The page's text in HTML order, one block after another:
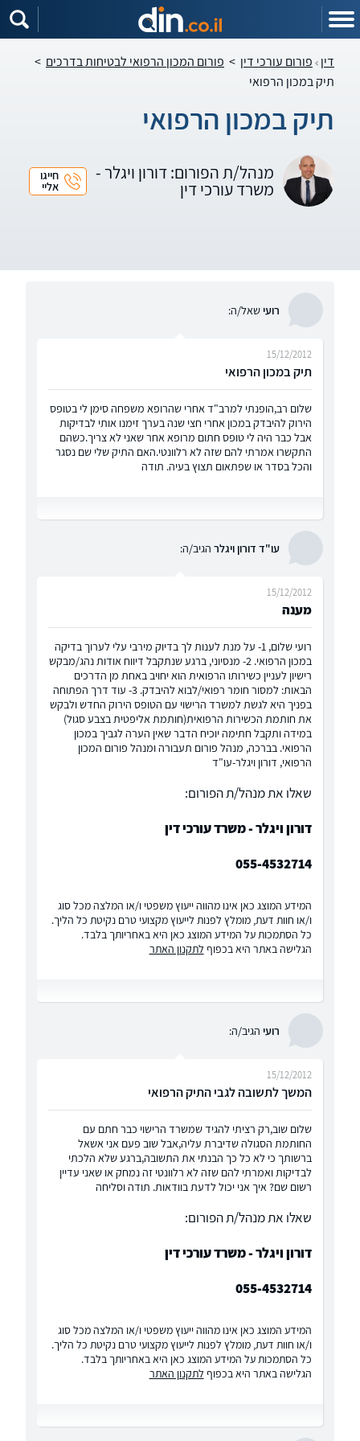
דין פורום עורכי דין > פורום המכון הרפואי לבטיחות בדרכים >
תיק במכון הרפואי
תיק במכון הרפואי
מנהל/ת הפורום: דורון ויגלר -
משרד עורכי דין
חייגו
אליי
רועישאל/ה:
תיק במכון הרפואי
15/12/2012
שלום רב,הופנתי למרב"ד אחרי שהרופא משפחה סימן לי בטופס
הירוק להיבדק במכון אחרי חצי שנה בערך זימנו אותי לבדיקות
אבל כבר היה לי טופס חתום מרופא אחר שאני לא צריך.כשהם
התקשרו אמרתי להם שזה לא רלוונטי.האם התיק שלי שם נסגר
והכל בסדר או שפתאום תצוץ בעיה. תודה
עו"ד דורון ויגלר הגיב/ה:
מענה
15/12/2012
רועי שלום, 1- על מנת לענות לך בדיוק מירבי עלי לערוך בדיקה
במכון הרפואי. 2- מנסיוני, ברגע שנתקבל דיווח אודות נהג/מבקש
רישיון לעניין כשירותו הרפואית הוא יחויב באחת מן הדרכים
הבאות: למסור חומר רפואי/לבוא להיבדק. 3- עוד דרך הפתוחה
בפניך היא לגשת למשרד הרישוי עם הטופס הירוק החדש ולבקש
את חותמת הכשירות הרפואית(חותמת אליפטית בצבע סגול)
במידה ותקבל חתימה יוכיח הדבר שאין הערה לגביך במכון
הרפואי. בברכה, מנהל פורום תעבורה ומנהל פורום המכון
הרפואי, דורון ויגלר-עו"ד
שאלו את מנהל/ת הפורום:
דורון ויגלר - משרד עורכי דין
055-4532714
המידע המוצג כאן אינו מהווה ייעוץ משפטי ו/או המלצה מכל סוג
ו/או חוות דעת, מומלץ לפנות לייעוץ מקצועי טרם נקיטת כל הליך.
כל הסתמכות על המידע המוצג כאן היא באחריותך בלבד.
הגלישה באתר היא בכפוף לתקנון האתר
רועי הגיב/ה:
המשך לתשובה לגבי התיק הרפואי
15/12/2012
שלום שוב,רק רציתי להגיד שמשרד הרישוי כבר חתם עם
החותמת הסגולה שדיברת עליה,אבל שוב פעם אני אשאל
ברשותך כי לא כל כך הבנתי את התשובה,ברגע שלא הלכתי
לבדיקות ואמרתי להם שזה לא רלוונטי זה נמחק או שאני עדיין
רשום שם? איך אני יכול לדעת בוודאות. תודה וסליחה
שאלו את מנהל/ת הפורום:
דורון ויגלר - משרד עורכי דין
055-4532714
המידע המוצג כאן אינו מהווה ייעוץ משפטי ו/או המלצה מכל סוג
ו/או חוות דעת, מומלץ לפנות לייעוץ מקצועי טרם נקיטת כל הליך.
כל הסתמכות על המידע המוצג כאן היא באחריותך בלבד.
הגלישה באתר היא בכפוף לתקנון האתר